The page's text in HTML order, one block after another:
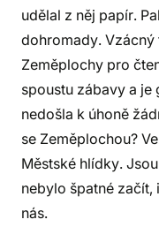
udělal z něj papír.
dohromady.
Zeměplochy pro
spoustu zábavy a je
nedošla k úhoně
se Zeměplochou?
Městské hlídky.
nebylo špatné
nás.